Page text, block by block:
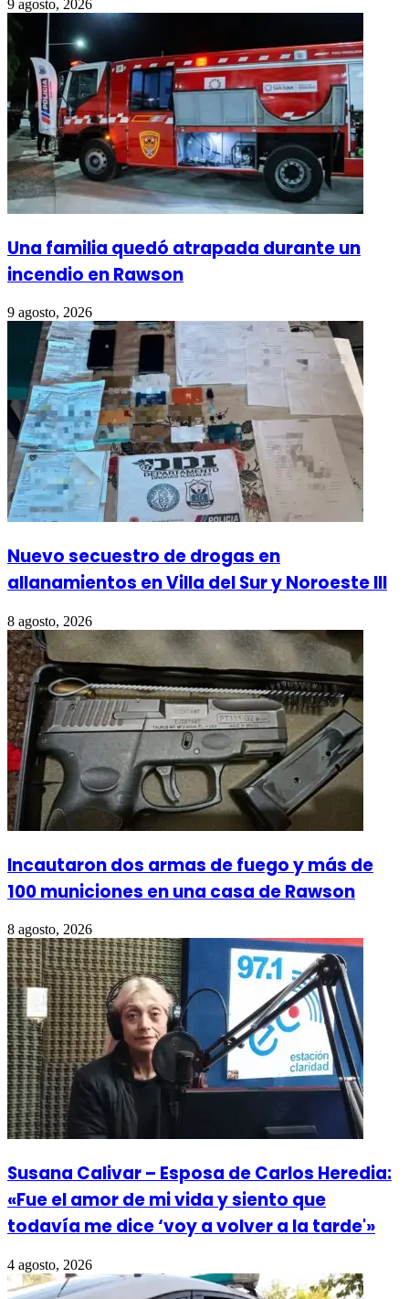
9 agosto, 2026
Una familia quedó atrapada durante un
incendio en Rawson
9 agosto, 2026
Nuevo secuestro de drogas en
allanamientos en Villa del Sur y Noroeste III
8 agosto, 2026
Incautaron dos armas de fuego y más de
100 municiones en una casa de Rawson
8 agosto, 2026
Susana Calivar – Esposa de Carlos Heredia:
«Fue el amor de mi vida y siento que
todavía me dice ‘voy a volver a la tarde'»
4 agosto, 2026